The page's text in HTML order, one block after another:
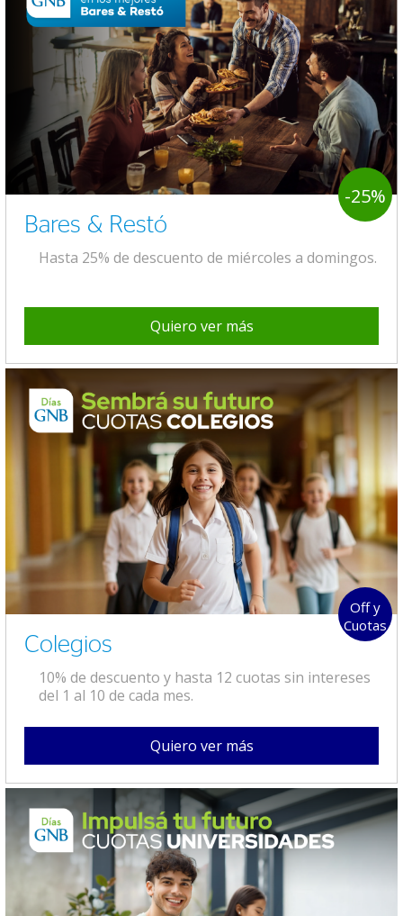
-25%
Bares & Restó
Hasta 25% de descuento de miércoles a domingos.
Quiero ver más
Off y
Cuotas
Colegios
10% de descuento y hasta 12 cuotas sin intereses
del 1 al 10 de cada mes.
Quiero ver más